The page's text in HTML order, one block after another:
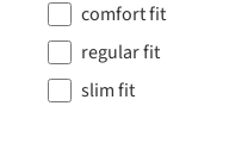
comfort fit
regular fit
slim fit